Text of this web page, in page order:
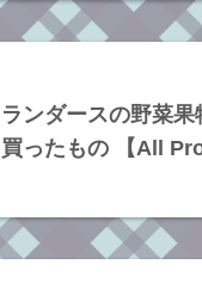
ランダースの野菜果
買ったもの 【All